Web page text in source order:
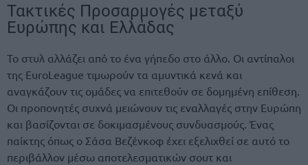
Τακτικές Προσαρμογές μεταξύ
Ευρώπης και Ελλάδας
Το στυλ αλλάζει από το ένα γήπεδο στο άλλο. Οι αντίπαλοι
της EuroLeague τιμωρούν τα αμυντικά κενά και
αναγκάζουν τις ομάδες να επιτεθούν σε δομημένη επίθεση.
Οι προπονητές συχνά μειώνουν τις εναλλαγές στην Ευρώπη
και βασίζονται σε δοκιμασμένους συνδυασμούς. Ένας
παίκτης όπως ο Σάσα Βεζένκοφ έχει εξελιχθεί σε αυτό το
περιβάλλον μέσω αποτελεσματικών σουτ και